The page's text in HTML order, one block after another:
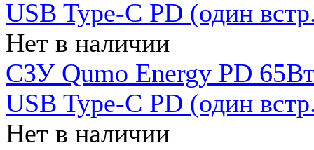
USB Type-C PD (один
Нет в наличии
СЗУ Qumo Energy PD
USB Type-C PD (один
Нет в наличии